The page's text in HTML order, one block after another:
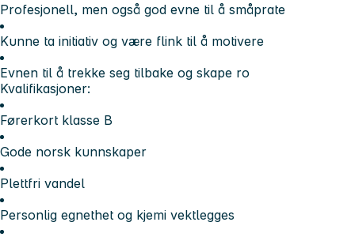
Profesjonell, men også god evne til å småprate
Kunne ta initiativ og være flink til å motivere
Evnen til å trekke seg tilbake og skape ro
Kvalifikasjoner:
Førerkort klasse B
Gode norsk kunnskaper
Plettfri vandel
Personlig egnethet og kjemi vektlegges